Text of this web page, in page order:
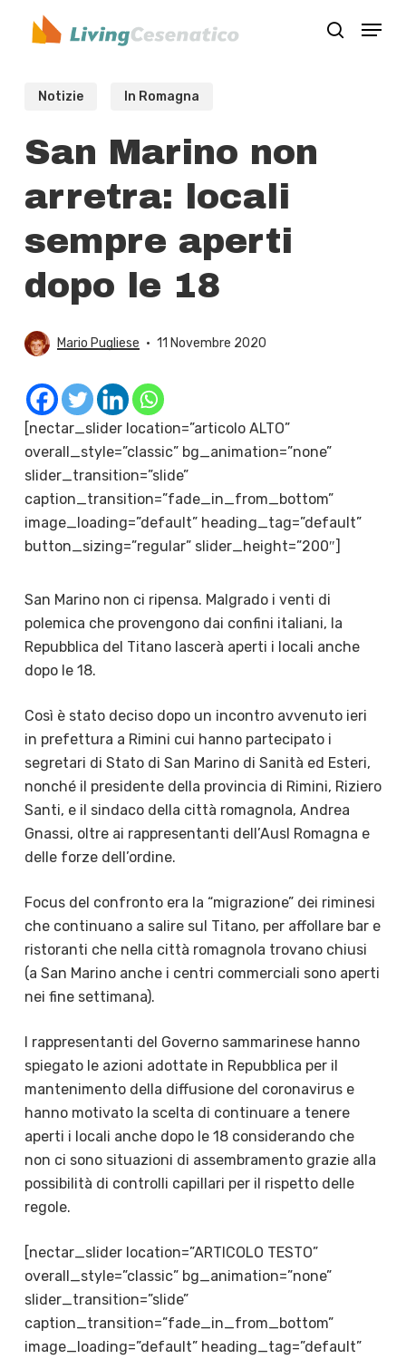
search
Menu
Notizie In Romagna
San Marino non
arretra: locali
sempre aperti
dopo le 18
Mario Pugliese 11 Novembre 2020
[nectar_slider location=”articolo ALTO”
overall_style=”classic” bg_animation=”none”
slider_transition=”slide”
caption_transition=”fade_in_from_bottom”
image_loading=”default” heading_tag=”default”
button_sizing=”regular” slider_height=”200″]
San Marino non ci ripensa. Malgrado i venti di
polemica che provengono dai confini italiani, la
Repubblica del Titano lascerà aperti i locali anche
dopo le 18.
Così è stato deciso dopo un incontro avvenuto ieri
in prefettura a Rimini cui hanno partecipato i
segretari di Stato di San Marino di Sanità ed Esteri,
nonché il presidente della provincia di Rimini, Riziero
Santi, e il sindaco della città romagnola, Andrea
Gnassi, oltre ai rappresentanti dell’Ausl Romagna e
delle forze dell’ordine.
Focus del confronto era la “migrazione” dei riminesi
che continuano a salire sul Titano, per affollare bar e
ristoranti che nella città romagnola trovano chiusi
(a San Marino anche i centri commerciali sono aperti
nei fine settimana).
I rappresentanti del Governo sammarinese hanno
spiegato le azioni adottate in Repubblica per il
mantenimento della diffusione del coronavirus e
hanno motivato la scelta di continuare a tenere
aperti i locali anche dopo le 18 considerando che
non ci sono situazioni di assembramento grazie alla
possibilità di controlli capillari per il rispetto delle
regole.
[nectar_slider location=”ARTICOLO TESTO”
overall_style=”classic” bg_animation=”none”
slider_transition=”slide”
caption_transition=”fade_in_from_bottom”
image_loading=”default” heading_tag=”default”